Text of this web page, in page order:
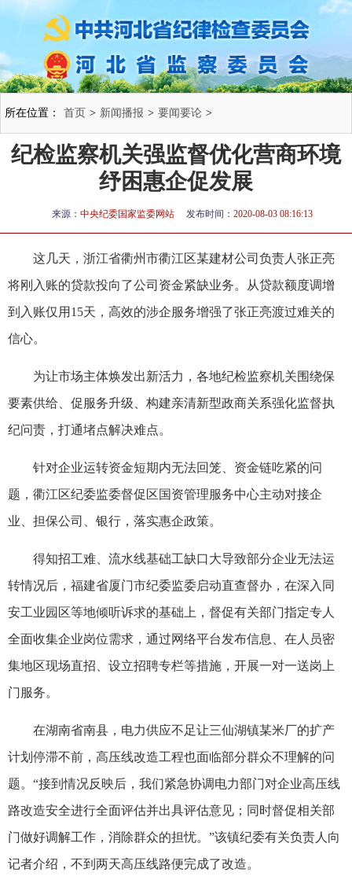
所在位置： 首页 > 新闻播报 > 要闻要论 >
纪检监察机关强监督优化营商环境
纾困惠企促发展
来源： 中央纪委国家监委网站 发布时间： 2020-08-03 08:16:13
这几天，浙江省衢州市衢江区某建材公司负责人张正亮
将刚入账的贷款投向了公司资金紧缺业务。从贷款额度调增
到入账仅用15天，高效的涉企服务增强了张正亮渡过难关的
信心。
为让市场主体焕发出新活力，各地纪检监察机关围绕保
要素供给、促服务升级、构建亲清新型政商关系强化监督执
纪问责，打通堵点解决难点。
针对企业运转资金短期内无法回笼、资金链吃紧的问
题，衢江区纪委监委督促区国资管理服务中心主动对接企
业、担保公司、银行，落实惠企政策。
得知招工难、流水线基础工缺口大导致部分企业无法运
转情况后，福建省厦门市纪委监委启动直查督办，在深入同
安工业园区等地倾听诉求的基础上，督促有关部门指定专人
全面收集企业岗位需求，通过网络平台发布信息、在人员密
集地区现场直招、设立招聘专栏等措施，开展一对一送岗上
门服务。
在湖南省南县，电力供应不足让三仙湖镇某米厂的扩产
计划停滞不前，高压线改造工程也面临部分群众不理解的问
题。“接到情况反映后，我们紧急协调电力部门对企业高压线
路改造安全进行全面评估并出具评估意见；同时督促相关部
门做好调解工作，消除群众的担忧。”该镇纪委有关负责人向
记者介绍，不到两天高压线路便完成了改造。